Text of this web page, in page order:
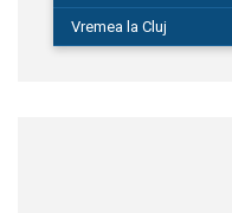
Vremea la Cluj